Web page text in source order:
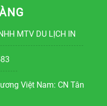
MTV DU LỊCH IN
Việt Nam: CN Tân